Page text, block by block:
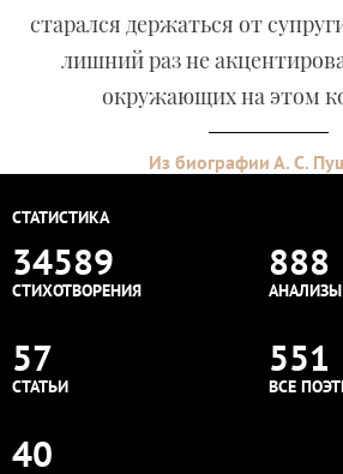
старался держаться от
лишний раз не
окружающих на этом
Из биографии А. С.
СТАТИСТИКА
34589
СТИХОТВОРЕНИЯ
888
57
СТАТЬИ
551
ВСЕ
40